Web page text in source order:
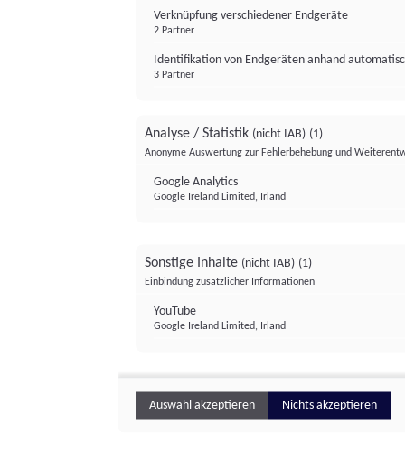
Verknüpfung verschiedener Endgeräte
2 Partner
Identifikation von Endgeräten anhand
3 Partner
Analyse / Statistik (nicht IAB) (1)
Anonyme Auswertung zur Fehlerbehebung und
Google Analytics
Google Ireland Limited, Irland
Sonstige Inhalte (nicht IAB) (1)
Einbindung zusätzlicher Informationen
YouTube
Google Ireland Limited, Irland
Auswahl akzeptieren Nichts akzeptieren